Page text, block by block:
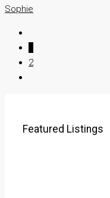
Sophie
2
Featured Listings